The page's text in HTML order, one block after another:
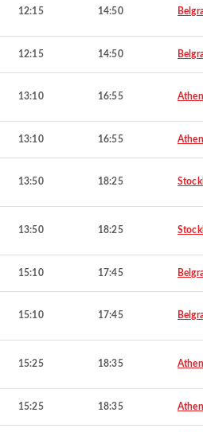
12:15 14:50
12:15 14:50
13:10 16:55
13:10 16:55
13:50 18:25
13:50 18:25
15:10 17:45
15:10 17:45
15:25 18:35
15:25 18:35